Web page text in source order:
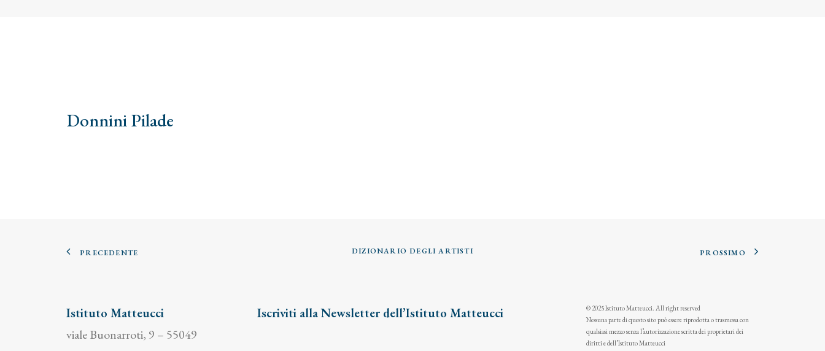
Donnini Pilade
PRECEDENTE DIZIONARIO DEGLI ARTISTI PROSSIMO
Istituto Matteucci
viale Buonarroti, 9 – 55049
Iscriviti alla Newsletter dell’Istituto Matteucci
© 2025 Istituto Matteucci. All right reserved
Nessuna parte di questo sito può essere riprodotta o trasmessa con
qualsiasi mezzo senza l’autorizzazione scritta dei proprietari dei
diritti e dell’Istituto Matteucci